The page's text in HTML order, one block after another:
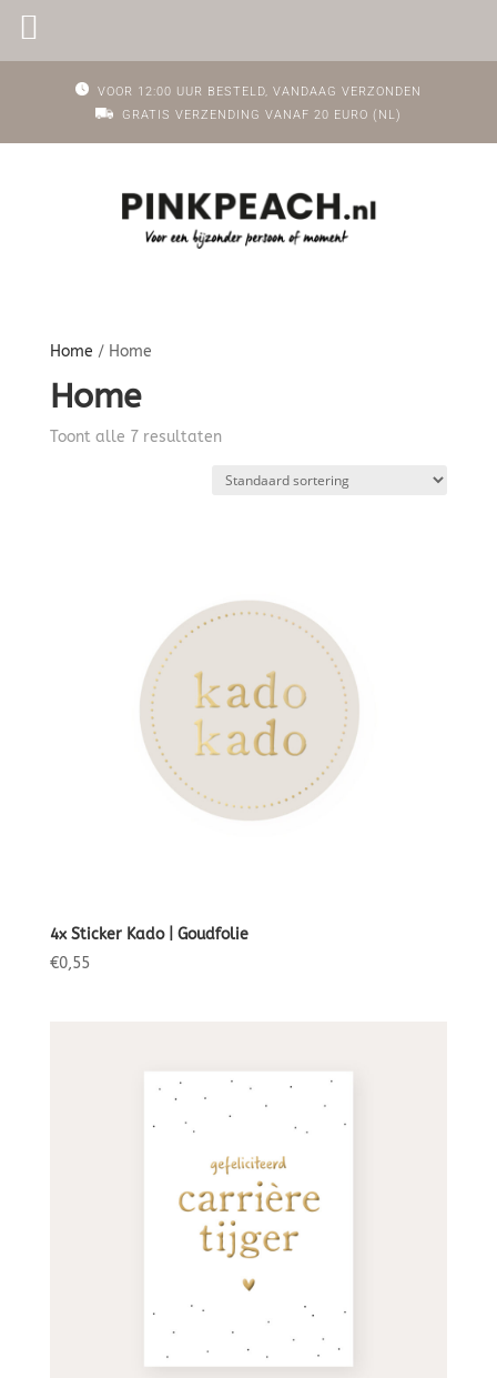
VOOR 12:00 UUR BESTELD, VANDAAG VERZONDEN
GRATIS VERZENDING VANAF 20 EURO (NL)
Home / Home
Home
Toont alle 7 resultaten
4x Sticker Kado | Goudfolie
€0,55